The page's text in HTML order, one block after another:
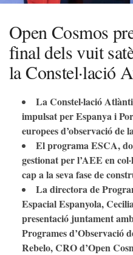
Open Cosmos
final dels vuit
la Constel·lació
La Constel·lació
impulsat per Espanya i
europees d’observació de
El programa ESCA,
gestionat per l’AEE en
cap a la seva fase de
La directora de
Espacial Espanyola,
presentació juntament
Programes d’Observació
Rebelo, CRO d’Open